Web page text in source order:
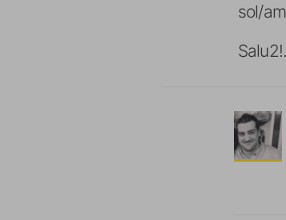
sol/
Salu2!.